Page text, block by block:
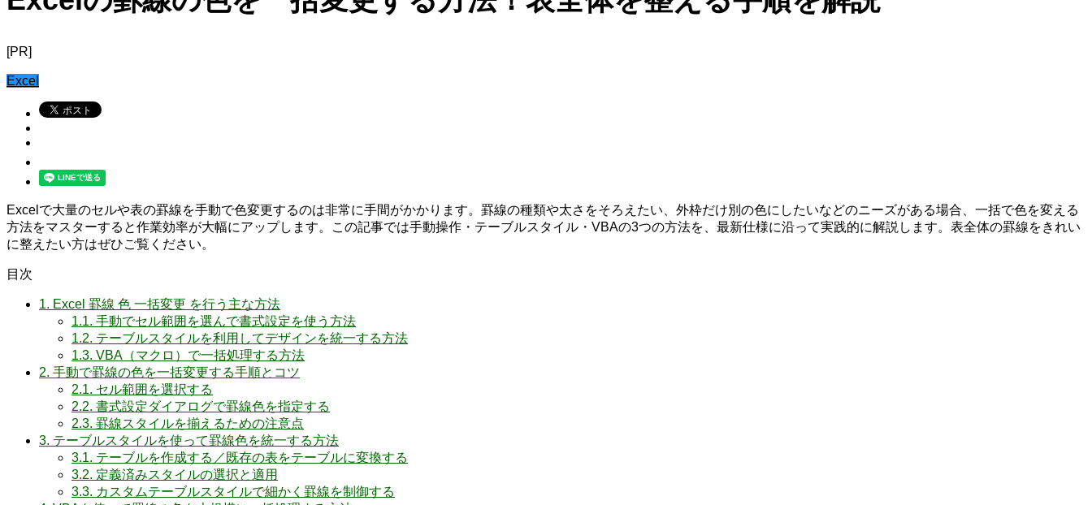
[PR]
Excel
Excelで大量のセルや表の罫線を手動で色変更するのは非常に手間がかかります。罫線の種類や太さをそろえたい、外枠だけ別の色にしたいなどのニーズがある場合、一括で色を変える
方法をマスターすると作業効率が大幅にアップします。この記事では手動操作・テーブルスタイル・VBAの3つの方法を、最新仕様に沿って実践的に解説します。表全体の罫線をきれい
に整えたい方はぜひご覧ください。
目次
1. Excel 罫線 色 一括変更 を行う主な方法
1.1. 手動でセル範囲を選んで書式設定を使う方法
1.2. テーブルスタイルを利用してデザインを統一する方法
1.3. VBA（マクロ）で一括処理する方法
2. 手動で罫線の色を一括変更する手順とコツ
2.1. セル範囲を選択する
2.2. 書式設定ダイアログで罫線色を指定する
2.3. 罫線スタイルを揃えるための注意点
3. テーブルスタイルを使って罫線色を統一する方法
3.1. テーブルを作成する／既存の表をテーブルに変換する
3.2. 定義済みスタイルの選択と適用
3.3. カスタムテーブルスタイルで細かく罫線を制御する